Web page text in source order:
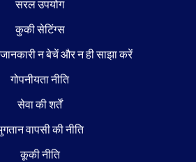
सरल उपयोग
कुकी सेटिंग्स
जानकारी न बेचें और न ही साझा करें
गोपनीयता नीति
सेवा की शर्तें
वापसी की नीति
कूकी नीति